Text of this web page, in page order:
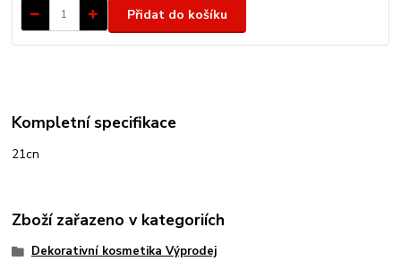
Přidat do košíku
Kompletní specifikace
21cn
Zboží zařazeno v kategoriích
Dekorativní kosmetika Výprodej